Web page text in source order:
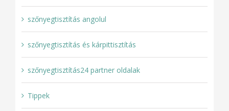
szőnyegtisztítás angolul
szőnyegtisztítás és kárpittisztítás
szőnyegtisztítás24 partner oldalak
Tippek